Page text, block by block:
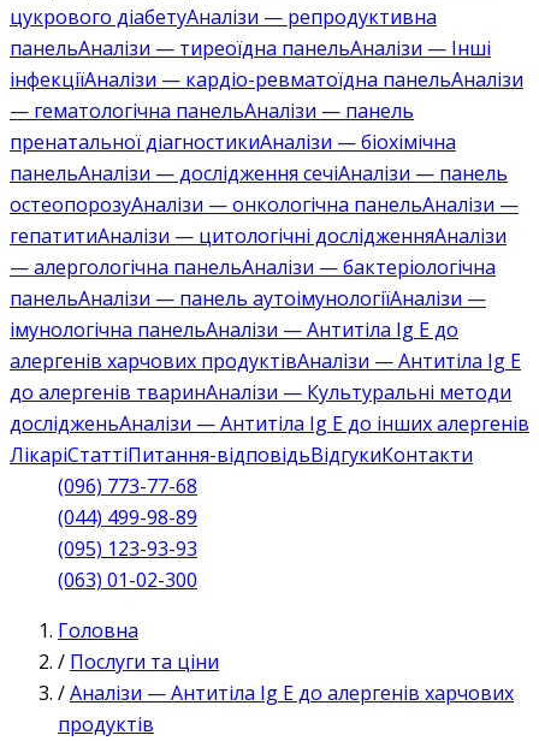
цукрового діабетуАналізи — репродуктивна
панельАналізи — тиреоїдна панельАналізи — Інші
інфекціїАналізи — кардіо-ревматоїдна панельАналізи
— гематологічна панельАналізи — панель
пренатальної діагностикиАналізи — біохімічна
панельАналізи — дослідження сечіАналізи — панель
остеопорозуАналізи — онкологічна панельАналізи —
гепатитиАналізи — цитологічні дослідженняАналізи
— алергологічна панельАналізи — бактеріологічна
панельАналізи — панель аутоімунологіїАналізи —
імунологічна панельАналізи — Антитіла Ig E до
алергенів харчових продуктівАналізи — Антитіла Ig E
до алергенів тваринАналізи — Культуральні методи
дослідженьАналізи — Антитіла Ig E до інших алергенів
ЛікаріСтаттіПитання-відповідьВідгукиКонтакти
(096) 773-77-68
(044) 499-98-89
(095) 123-93-93
(063) 01-02-300
Головна
/ Послуги та ціни
/Аналізи — Антитіла Ig E до алергенів харчових
продуктів